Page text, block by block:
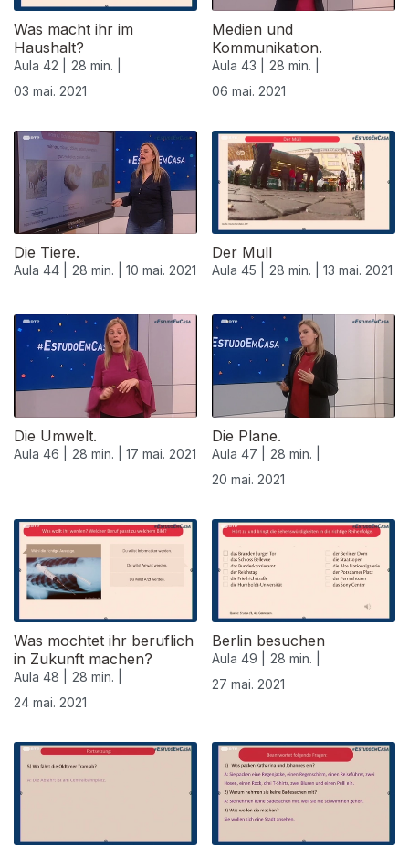
Was macht ihr im
Haushalt?
Aula 42 |
28 min. |
03 mai. 2021
Medien und
Kommunikation.
Aula 43 |
28 min. |
06 mai. 2021
Die Tiere.
Aula 44 | 28 min. | 10 mai. 2021
Der Mull
Aula 45 | 28 min. | 13 mai. 2021
543447
Die Umwelt.
Aula 46 | 28 min. | 17 mai. 2021
Die Plane.
Aula 47 |
28 min. |
20 mai. 2021
Was mochtet ihr beruflich
in Zukunft machen?
Aula 48 |
28 min. |
24 mai. 2021
Berlin besuchen
Aula 49 |
28 min. |
27 mai. 2021